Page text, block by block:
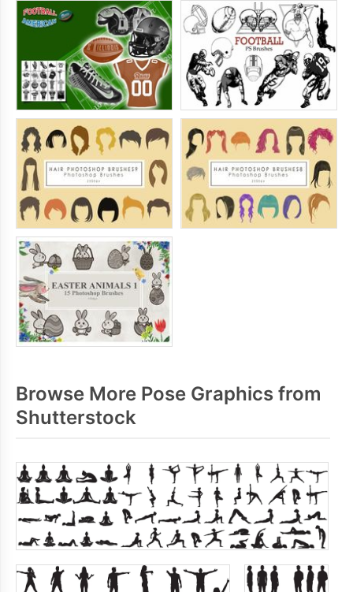
Browse More Pose Graphics from
Shutterstock